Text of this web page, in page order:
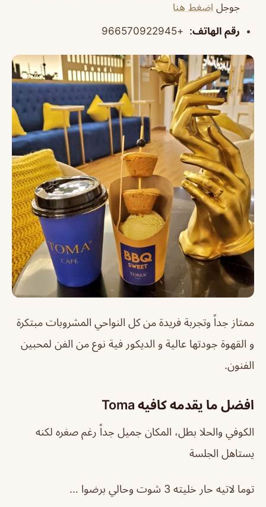
جوجل اضغط هنا
رقم الهاتف:
+966570922945
ممتاز جداً وتجربة فريدة من كل النواحي المشروبات مبتكرة
و القهوة جودتها عالية و الديكور فية نوع من الفن لمحبين
الفنون.
افضل ما يقدمه كافيه Toma
الكوفي والحلا بطل، المكان جميل جداً رغم صغره لكنه
يستاهل الجلسة
توما لاتيه حار خليته 3 شوت وحالي برضوا …